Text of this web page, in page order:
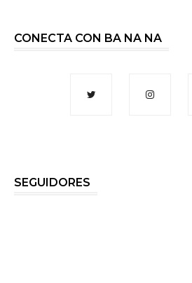
CONECTA CON BA NA NA
SEGUIDORES